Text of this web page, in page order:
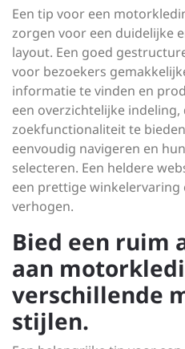
Een tip voor een
zorgen voor een duidelijke
layout. Een goed
voor bezoekers
informatie te vinden en
een overzichtelijke
zoekfunctionaliteit te
eenvoudig navigeren en
selecteren. Een heldere
een prettige winkelervaring
verhogen.
Bied een ruim
aan
verschillende
stijlen.